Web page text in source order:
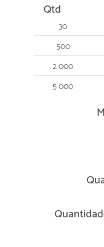
Qtd
30
500
2 000
5 000